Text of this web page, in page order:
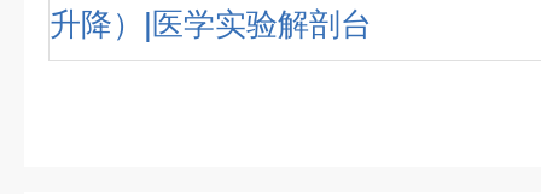
升降）|医学实验解剖台